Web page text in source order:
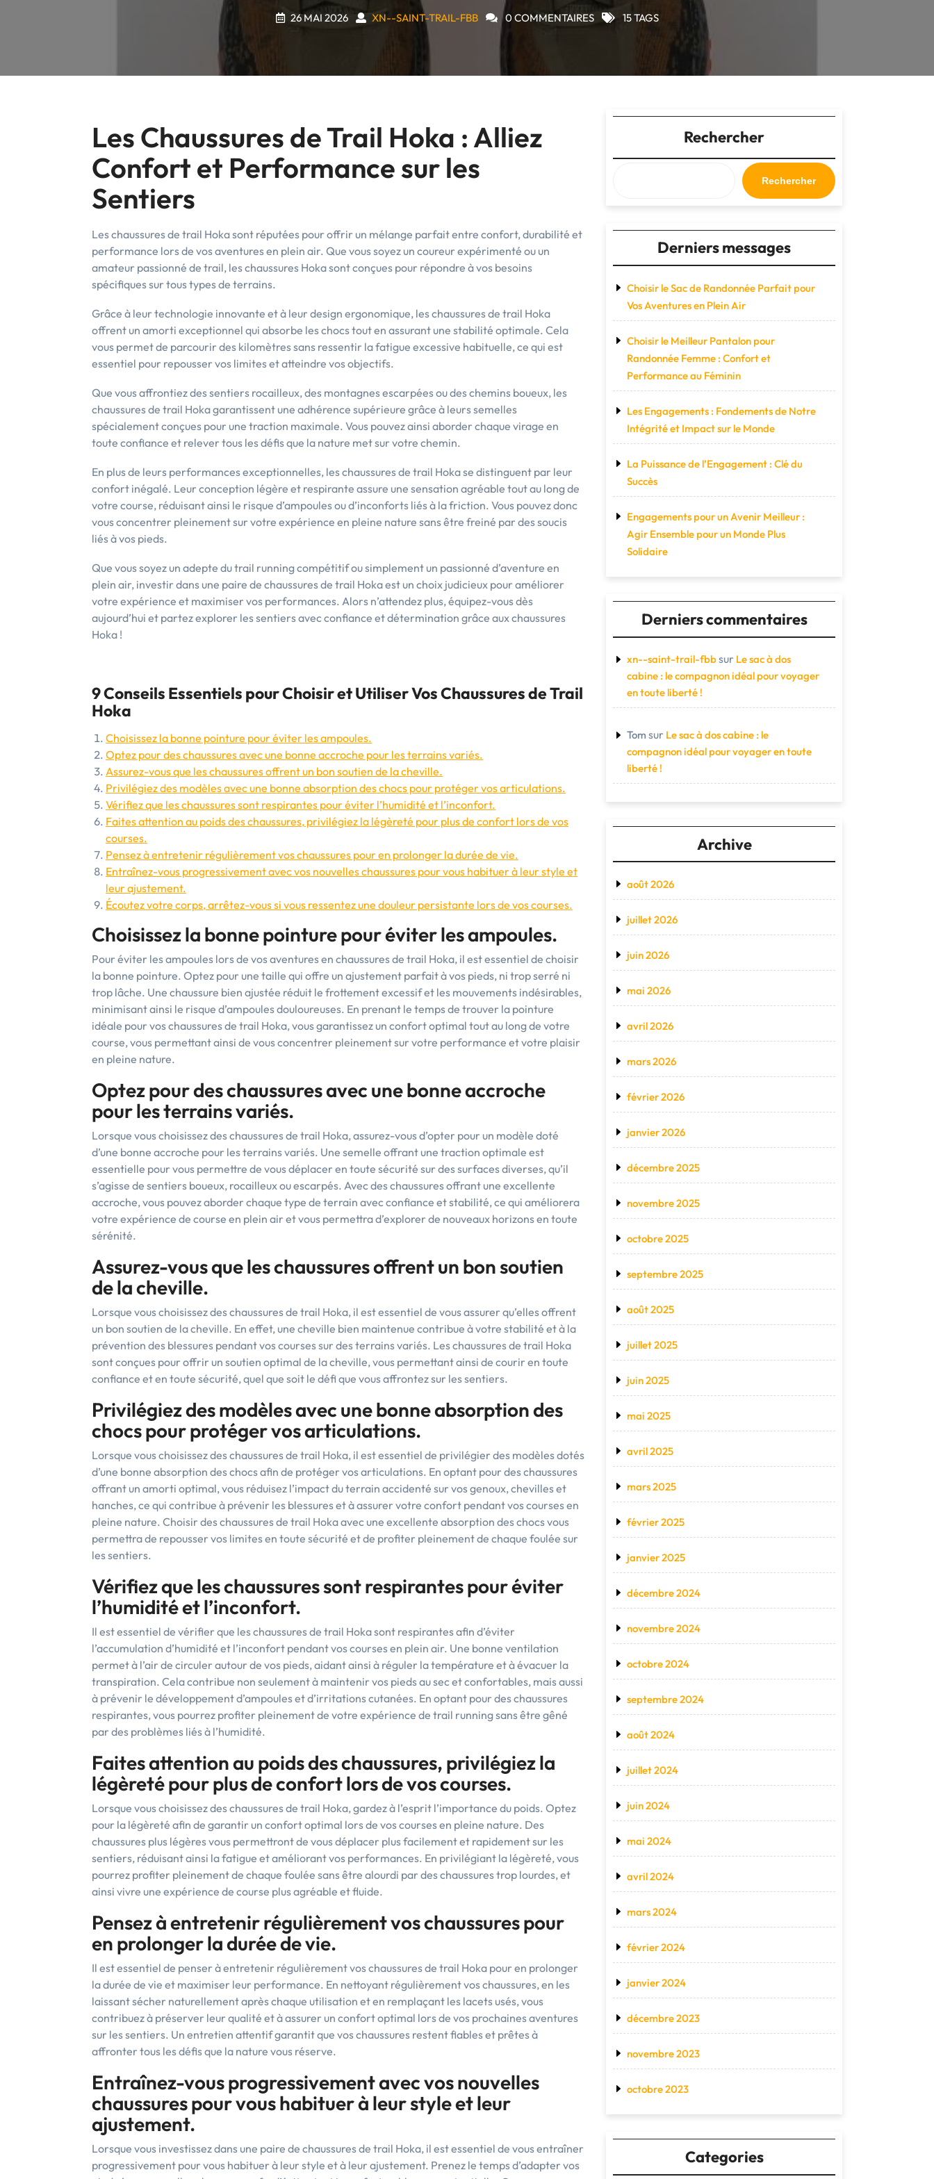
26 MAI 2026 XN--SAINT-TRAIL-FBB 0 COMMENTAIRES 15 TAGS
Les Chaussures de Trail Hoka : Alliez
Confort et Performance sur les
Sentiers
Les chaussures de trail Hoka sont réputées pour offrir un mélange parfait entre confort, durabilité et
performance lors de vos aventures en plein air. Que vous soyez un coureur expérimenté ou un
amateur passionné de trail, les chaussures Hoka sont conçues pour répondre à vos besoins
spécifiques sur tous types de terrains.
Grâce à leur technologie innovante et à leur design ergonomique, les chaussures de trail Hoka
offrent un amorti exceptionnel qui absorbe les chocs tout en assurant une stabilité optimale. Cela
vous permet de parcourir des kilomètres sans ressentir la fatigue excessive habituelle, ce qui est
essentiel pour repousser vos limites et atteindre vos objectifs.
Que vous affrontiez des sentiers rocailleux, des montagnes escarpées ou des chemins boueux, les
chaussures de trail Hoka garantissent une adhérence supérieure grâce à leurs semelles
spécialement conçues pour une traction maximale. Vous pouvez ainsi aborder chaque virage en
toute confiance et relever tous les défis que la nature met sur votre chemin.
En plus de leurs performances exceptionnelles, les chaussures de trail Hoka se distinguent par leur
confort inégalé. Leur conception légère et respirante assure une sensation agréable tout au long de
votre course, réduisant ainsi le risque d’ampoules ou d’inconforts liés à la friction. Vous pouvez donc
vous concentrer pleinement sur votre expérience en pleine nature sans être freiné par des soucis
liés à vos pieds.
Que vous soyez un adepte du trail running compétitif ou simplement un passionné d’aventure en
plein air, investir dans une paire de chaussures de trail Hoka est un choix judicieux pour améliorer
votre expérience et maximiser vos performances. Alors n’attendez plus, équipez-vous dès
aujourd’hui et partez explorer les sentiers avec confiance et détermination grâce aux chaussures
Hoka !
9 Conseils Essentiels pour Choisir et Utiliser Vos Chaussures de Trail
Hoka
Choisissez la bonne pointure pour éviter les ampoules.
Optez pour des chaussures avec une bonne accroche pour les terrains variés.
Assurez-vous que les chaussures offrent un bon soutien de la cheville.
Privilégiez des modèles avec une bonne absorption des chocs pour protéger vos articulations.
Vérifiez que les chaussures sont respirantes pour éviter l’humidité et l’inconfort.
Faites attention au poids des chaussures, privilégiez la légèreté pour plus de confort lors de vos
courses.
Pensez à entretenir régulièrement vos chaussures pour en prolonger la durée de vie.
Entraînez-vous progressivement avec vos nouvelles chaussures pour vous habituer à leur style et
leur ajustement.
Écoutez votre corps, arrêtez-vous si vous ressentez une douleur persistante lors de vos courses.
Choisissez la bonne pointure pour éviter les ampoules.
Pour éviter les ampoules lors de vos aventures en chaussures de trail Hoka, il est essentiel de choisir
la bonne pointure. Optez pour une taille qui offre un ajustement parfait à vos pieds, ni trop serré ni
trop lâche. Une chaussure bien ajustée réduit le frottement excessif et les mouvements indésirables,
minimisant ainsi le risque d’ampoules douloureuses. En prenant le temps de trouver la pointure
idéale pour vos chaussures de trail Hoka, vous garantissez un confort optimal tout au long de votre
course, vous permettant ainsi de vous concentrer pleinement sur votre performance et votre plaisir
en pleine nature.
Optez pour des chaussures avec une bonne accroche
pour les terrains variés.
Lorsque vous choisissez des chaussures de trail Hoka, assurez-vous d’opter pour un modèle doté
d’une bonne accroche pour les terrains variés. Une semelle offrant une traction optimale est
essentielle pour vous permettre de vous déplacer en toute sécurité sur des surfaces diverses, qu’il
s’agisse de sentiers boueux, rocailleux ou escarpés. Avec des chaussures offrant une excellente
accroche, vous pouvez aborder chaque type de terrain avec confiance et stabilité, ce qui améliorera
votre expérience de course en plein air et vous permettra d’explorer de nouveaux horizons en toute
sérénité.
Assurez-vous que les chaussures offrent un bon soutien
de la cheville.
Lorsque vous choisissez des chaussures de trail Hoka, il est essentiel de vous assurer qu’elles offrent
un bon soutien de la cheville. En effet, une cheville bien maintenue contribue à votre stabilité et à la
prévention des blessures pendant vos courses sur des terrains variés. Les chaussures de trail Hoka
sont conçues pour offrir un soutien optimal de la cheville, vous permettant ainsi de courir en toute
confiance et en toute sécurité, quel que soit le défi que vous affrontez sur les sentiers.
Privilégiez des modèles avec une bonne absorption des
chocs pour protéger vos articulations.
Lorsque vous choisissez des chaussures de trail Hoka, il est essentiel de privilégier des modèles dotés
d’une bonne absorption des chocs afin de protéger vos articulations. En optant pour des chaussures
offrant un amorti optimal, vous réduisez l’impact du terrain accidenté sur vos genoux, chevilles et
hanches, ce qui contribue à prévenir les blessures et à assurer votre confort pendant vos courses en
pleine nature. Choisir des chaussures de trail Hoka avec une excellente absorption des chocs vous
permettra de repousser vos limites en toute sécurité et de profiter pleinement de chaque foulée sur
les sentiers.
Vérifiez que les chaussures sont respirantes pour éviter
l’humidité et l’inconfort.
Il est essentiel de vérifier que les chaussures de trail Hoka sont respirantes afin d’éviter
l’accumulation d’humidité et l’inconfort pendant vos courses en plein air. Une bonne ventilation
permet à l’air de circuler autour de vos pieds, aidant ainsi à réguler la température et à évacuer la
transpiration. Cela contribue non seulement à maintenir vos pieds au sec et confortables, mais aussi
à prévenir le développement d’ampoules et d’irritations cutanées. En optant pour des chaussures
respirantes, vous pourrez profiter pleinement de votre expérience de trail running sans être gêné
par des problèmes liés à l’humidité.
Faites attention au poids des chaussures, privilégiez la
légèreté pour plus de confort lors de vos courses.
Lorsque vous choisissez des chaussures de trail Hoka, gardez à l’esprit l’importance du poids. Optez
pour la légèreté afin de garantir un confort optimal lors de vos courses en pleine nature. Des
chaussures plus légères vous permettront de vous déplacer plus facilement et rapidement sur les
sentiers, réduisant ainsi la fatigue et améliorant vos performances. En privilégiant la légèreté, vous
pourrez profiter pleinement de chaque foulée sans être alourdi par des chaussures trop lourdes, et
ainsi vivre une expérience de course plus agréable et fluide.
Pensez à entretenir régulièrement vos chaussures pour
en prolonger la durée de vie.
Il est essentiel de penser à entretenir régulièrement vos chaussures de trail Hoka pour en prolonger
la durée de vie et maximiser leur performance. En nettoyant régulièrement vos chaussures, en les
laissant sécher naturellement après chaque utilisation et en remplaçant les lacets usés, vous
contribuez à préserver leur qualité et à assurer un confort optimal lors de vos prochaines aventures
sur les sentiers. Un entretien attentif garantit que vos chaussures restent fiables et prêtes à
affronter tous les défis que la nature vous réserve.
Entraînez-vous progressivement avec vos nouvelles
chaussures pour vous habituer à leur style et leur
ajustement.
Lorsque vous investissez dans une paire de chaussures de trail Hoka, il est essentiel de vous entraîner
progressivement pour vous habituer à leur style et à leur ajustement. Prenez le temps d’adapter vos
Rechercher
Rechercher
Derniers messages
Choisir le Sac de Randonnée Parfait pour
Vos Aventures en Plein Air
Choisir le Meilleur Pantalon pour
Randonnée Femme : Confort et
Performance au Féminin
Les Engagements : Fondements de Notre
Intégrité et Impact sur le Monde
La Puissance de l’Engagement : Clé du
Succès
Engagements pour un Avenir Meilleur :
Agir Ensemble pour un Monde Plus
Solidaire
Derniers commentaires
xn--saint-trail-fbbsur Le sac à dos
cabine : le compagnon idéal pour voyager
en toute liberté !
Tom sur Le sac à dos cabine : le
compagnon idéal pour voyager en toute
liberté !
Archive
août 2026
juillet 2026
juin 2026
mai 2026
avril 2026
mars 2026
février 2026
janvier 2026
décembre 2025
novembre 2025
octobre 2025
septembre 2025
août 2025
juillet 2025
juin 2025
mai 2025
avril 2025
mars 2025
février 2025
janvier 2025
décembre 2024
novembre 2024
octobre 2024
septembre 2024
août 2024
juillet 2024
juin 2024
mai 2024
avril 2024
mars 2024
février 2024
janvier 2024
décembre 2023
novembre 2023
octobre 2023
Categories